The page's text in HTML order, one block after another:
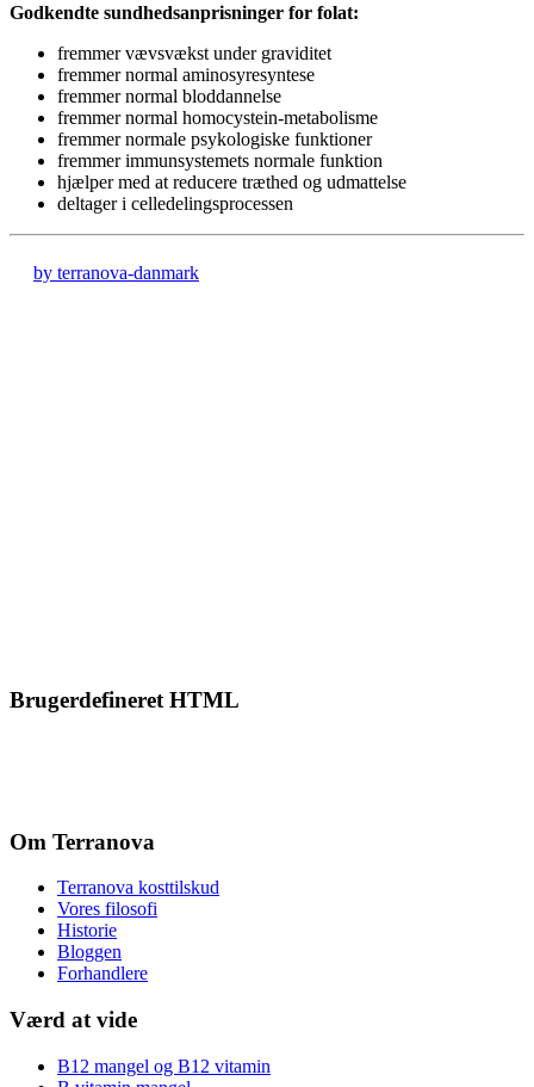
Godkendte sundhedsanprisninger for folat:
fremmer vævsvækst under graviditet
fremmer normal aminosyresyntese
fremmer normal bloddannelse
fremmer normal homocystein-metabolisme
fremmer normale psykologiske funktioner
fremmer immunsystemets normale funktion
hjælper med at reducere træthed og udmattelse
deltager i celledelingsprocessen
by terranova-danmark
Brugerdefineret HTML
Om Terranova
Terranova kosttilskud
Vores filosofi
Historie
Bloggen
Forhandlere
Værd at vide
B12 mangel og B12 vitamin